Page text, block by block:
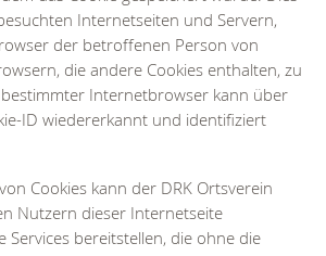
Internetseiten und Servern,
der betroffenen Person von
die andere Cookies enthalten, zu
Internetbrowser kann über
ID wiedererkannt und identifiziert
Cookies kann der DRK Ortsverein
Nutzern dieser Internetseite
bereitstellen, die ohne die